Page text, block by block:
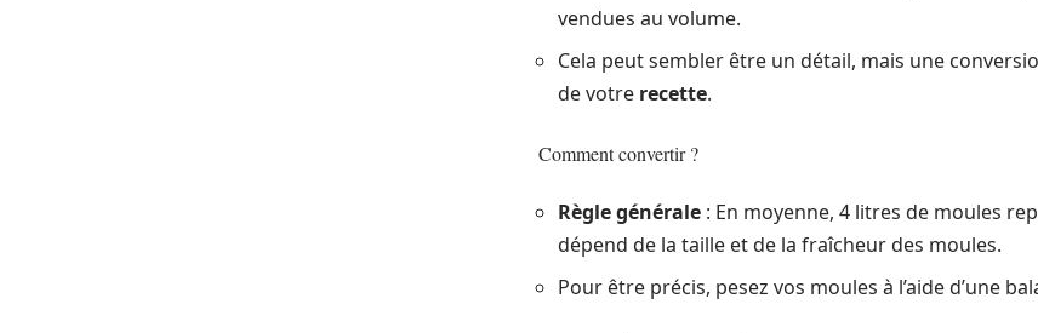
vendues au volume.
Cela peut sembler être un détail, mais une
de votre recette.
Comment convertir ?
Règle générale : En moyenne, 4 litres de moules
dépend de la taille et de la fraîcheur des moules.
Pour être précis, pesez vos moules à l’aide d’une